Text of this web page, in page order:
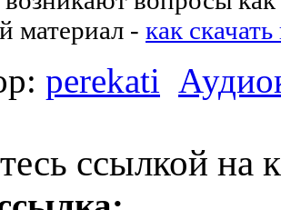
материал - как
perekati
ссылкой на